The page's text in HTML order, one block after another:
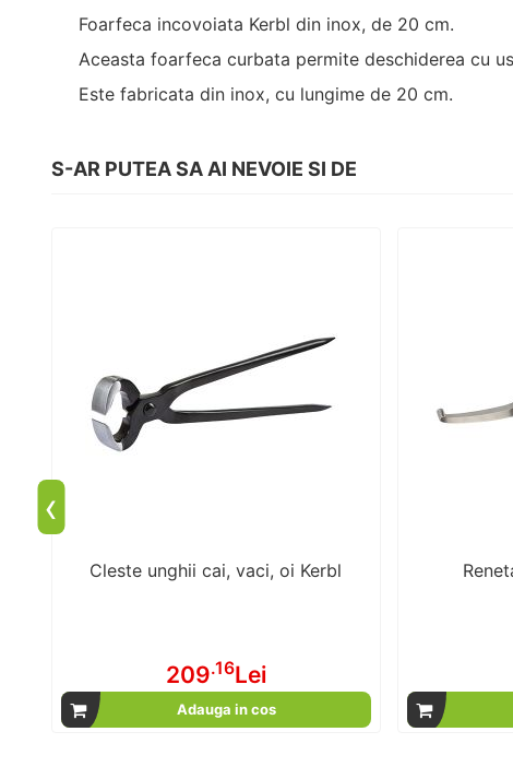
Foarfeca incovoiata Kerbl din inox, de 20 cm.
Aceasta foarfeca curbata permite deschiderea cu
Este fabricata din inox, cu lungime de 20 cm.
S-AR PUTEA SA AI NEVOIE SI DE
Cleste unghii cai, vaci, oi Kerbl
209.16Lei
Adauga in cos
‹